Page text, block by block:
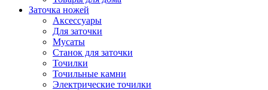
Заточка ножей
Аксессуары
Для заточки
Мусаты
Станок для заточки
Точилки
Точильные камни
Электрические точилки